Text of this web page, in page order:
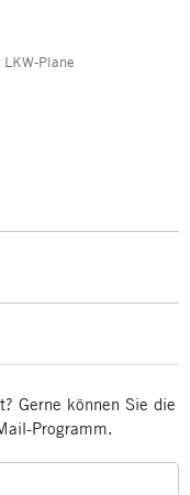
Plane
Gerne können Sie die
Programm.